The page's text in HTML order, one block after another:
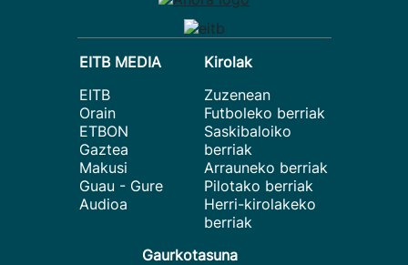
EITB MEDIA
EITB
Orain
ETBON
Gaztea
Makusi
Guau - Gure
Audioa
Kirolak
Zuzenean
Futboleko berriak
Saskibaloiko
berriak
Arrauneko berriak
Pilotako berriak
Herri-kirolakeko
berriak
Gaurkotasuna